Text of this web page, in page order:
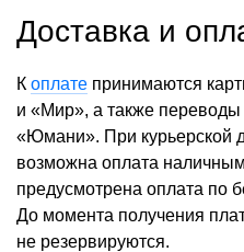
Доставка и
К оплате принимаются
и «Мир», а также
«Юмани». При курьерской
возможна оплата
предусмотрена оплата по
До момента получения
не резервируются.